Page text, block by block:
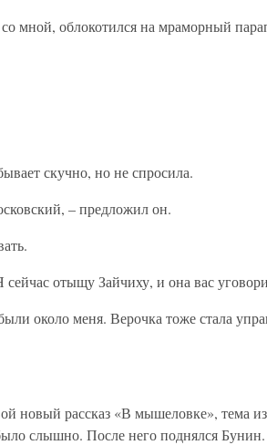
мной, облокотился на мраморный
скучно, но не спросила.
– предложил он.
отыщу Зайчиху, и она вас
около меня. Верочка тоже стала
новый рассказ «В мышеловке», тема
слышно. После него поднялся